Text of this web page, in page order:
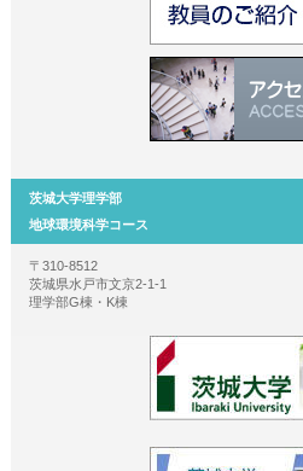
茨城大学理学部
地球環境科学コース
〒310-8512
茨城県水戸市文京2-1-1
理学部G棟・K棟